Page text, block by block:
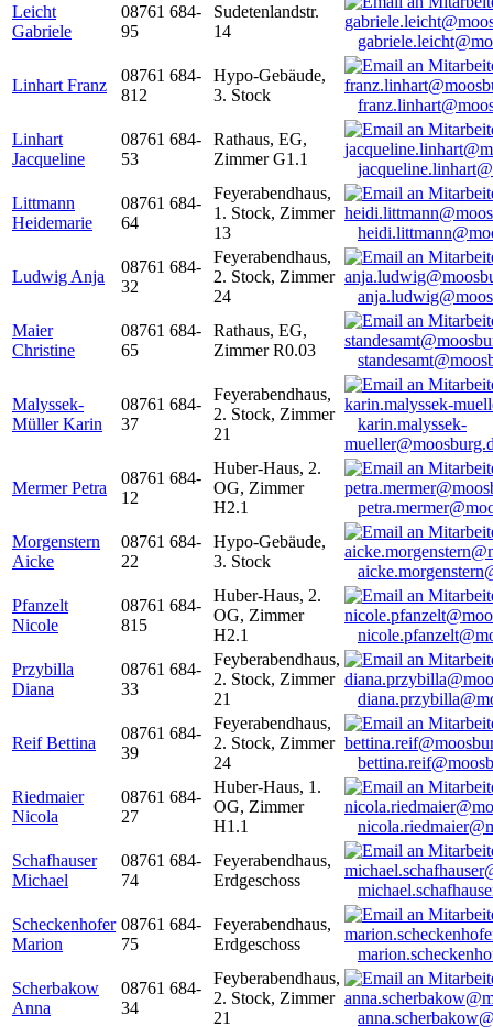
Leicht
Gabriele
08761 684-
95
Sudetenlandstr.
14
Linhart Franz
08761 684-
812
Hypo-Gebäude,
3. Stock
Linhart
Jacqueline
08761 684-
53
Rathaus, EG,
Zimmer G1.1
Littmann
Heidemarie
08761 684-
64
Feyerabendhaus,
1. Stock, Zimmer
13
Ludwig Anja
08761 684-
32
Feyerabendhaus,
2. Stock, Zimmer
24
Maier
Christine
08761 684-
65
Rathaus, EG,
Zimmer R0.03
Malyssek-
Müller Karin
08761 684-
37
Feyerabendhaus,
2. Stock, Zimmer
21
karin.malyssek-
Mermer Petra
08761 684-
12
Huber-Haus, 2.
OG, Zimmer
H2.1
Morgenstern
Aicke
08761 684-
22
Hypo-Gebäude,
3. Stock
Pfanzelt
Nicole
08761 684-
815
Huber-Haus, 2.
OG, Zimmer
H2.1
Przybilla
Diana
08761 684-
33
Feyberabendhaus,
2. Stock, Zimmer
21
Reif Bettina
08761 684-
39
Feyerabendhaus,
2. Stock, Zimmer
24
Riedmaier
Nicola
08761 684-
27
Huber-Haus, 1.
OG, Zimmer
H1.1
Schafhauser
Michael
08761 684-
74
Feyerabendhaus,
Erdgeschoss
Scheckenhofer
Marion
08761 684-
75
Feyerabendhaus,
Erdgeschoss
Scherbakow
Anna
08761 684-
34
Feyberabendhaus,
2. Stock, Zimmer
21